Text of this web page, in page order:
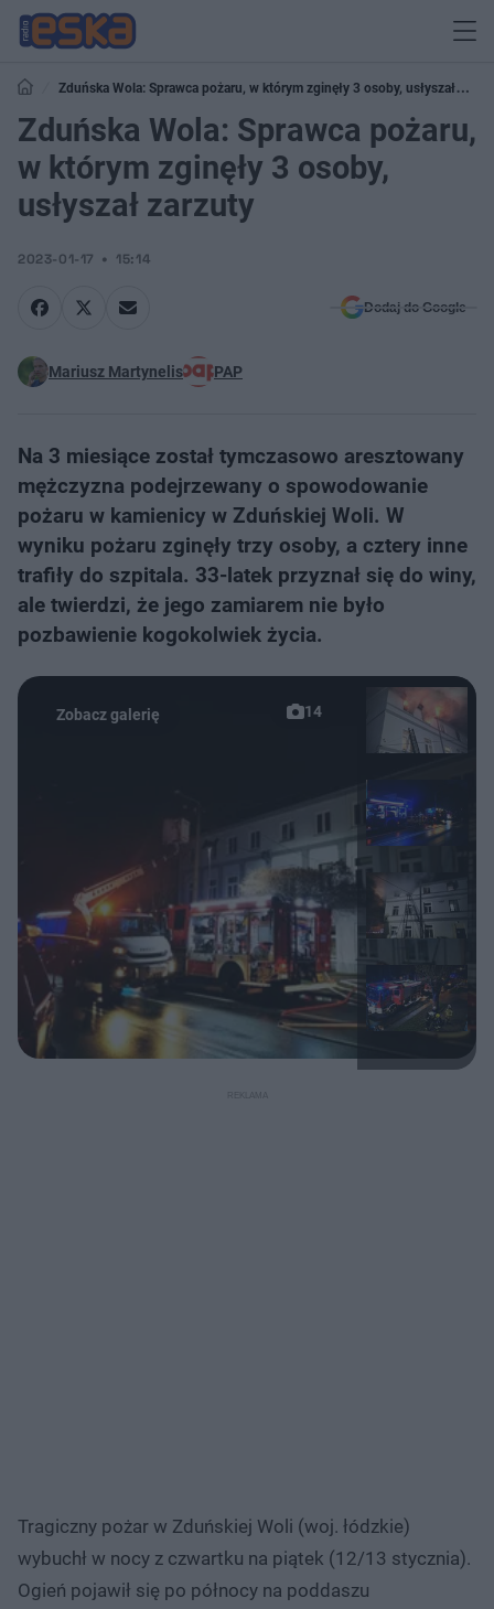
Zduńska Wola: Sprawca pożaru, w którym zginęły 3 osoby, usłyszał
zarzuty
Zduńska Wola: Sprawca pożaru,
w którym zginęły 3 osoby,
usłyszał zarzuty
2023-01-17 15:14
Dodaj do Google
Mariusz Martynelis PAP
Na 3 miesiące został tymczasowo aresztowany
mężczyzna podejrzewany o spowodowanie
pożaru w kamienicy w Zduńskiej Woli. W
wyniku pożaru zginęły trzy osoby, a cztery inne
trafiły do szpitala. 33-latek przyznał się do winy,
ale twierdzi, że jego zamiarem nie było
pozbawienie kogokolwiek życia.
14
Tragiczny pożar w Zduńskiej Woli (woj. łódzkie)
wybuchł w nocy z czwartku na piątek (12/13 stycznia).
Ogień pojawił się po północy na poddaszu